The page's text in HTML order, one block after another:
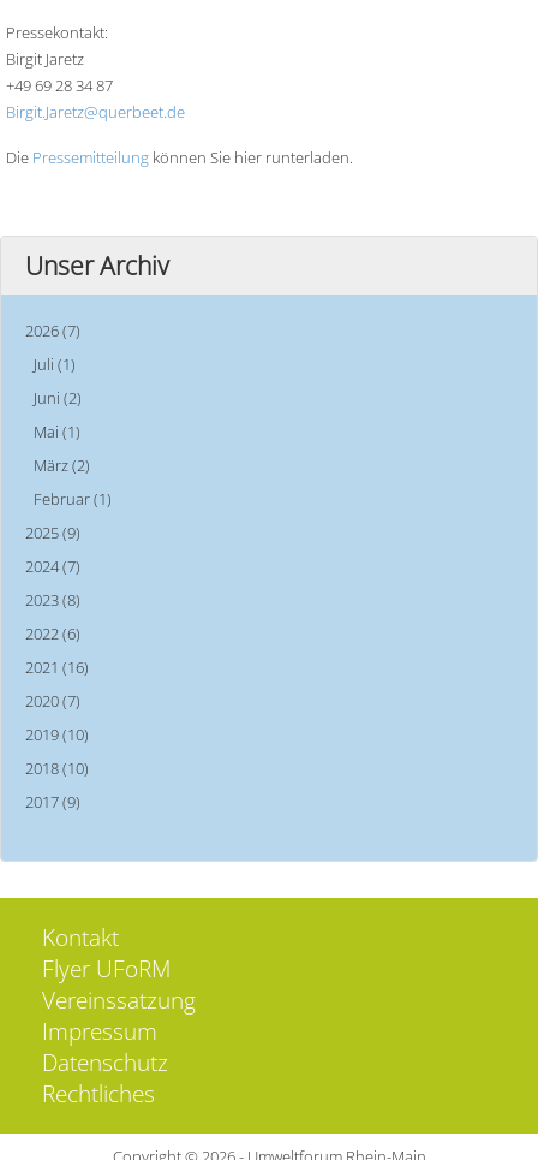
Pressekontakt:
Birgit Jaretz
+49 69 28 34 87
Birgit.Jaretz@querbeet.de
Die Pressemitteilung können Sie hier runterladen.
Unser Archiv
2026 (7)
Juli (1)
Juni (2)
Mai (1)
März (2)
Februar (1)
2025 (9)
2024 (7)
2023 (8)
2022 (6)
2021 (16)
2020 (7)
2019 (10)
2018 (10)
2017 (9)
Kontakt
Flyer UFoRM
Vereinssatzung
Impressum
Datenschutz
Rechtliches